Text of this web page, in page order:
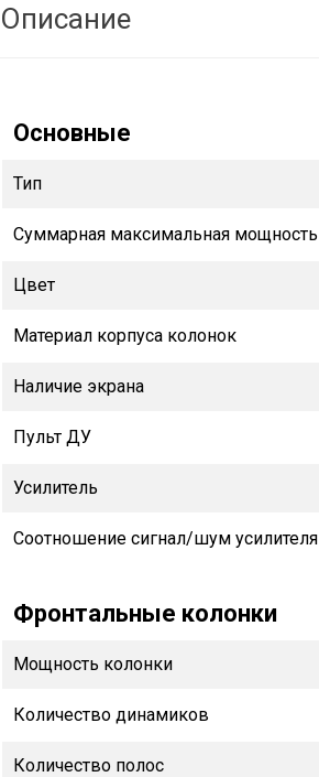
Описание
Основные
Тип
Суммарная максимальная мощность
Цвет
Материал корпуса колонок
Наличие экрана
Пульт ДУ
Усилитель
Соотношение сигнал/шум усилителя
Фронтальные колонки
Мощность колонки
Количество динамиков
Количество полос